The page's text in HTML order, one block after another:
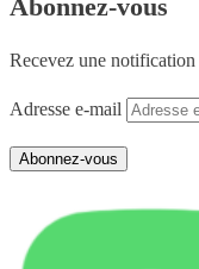
Abonnez-vous
Recevez une
Adresse e-mail
Abonnez-vous